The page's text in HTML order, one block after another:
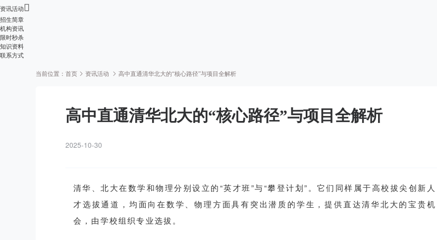
资讯活动
招生简章
机构资讯
限时秒杀
知识资料
联系方式
当前位置： 首页 资讯活动 高中直通清华北大的“核心路径”与项目全解析
高中直通清华北大的“核心路径”与项目全解析
2025-10-30
清华、北大在数学和物理分别设立的“英才班”与“攀登计划”。它们同样属于高校拔尖创新人
才选拔通道， 均面向在数学、物理方面具有突出潜质的学生，提供直达清华北大的宝贵机
会，由学校组织专业选拔。